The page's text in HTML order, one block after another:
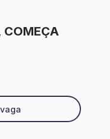
COMEÇA